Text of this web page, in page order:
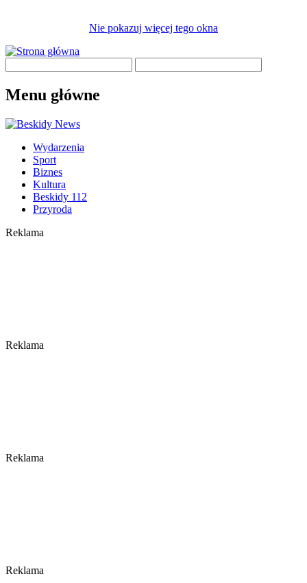
Nie pokazuj więcej tego okna
Menu główne
Wydarzenia
Sport
Biznes
Kultura
Beskidy 112
Przyroda
Reklama
Reklama
Reklama
Reklama